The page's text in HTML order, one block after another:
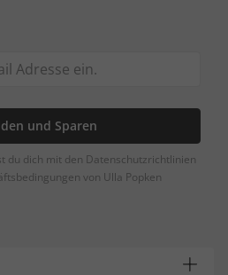
und Sparen
du dich mit den Datenschutzrichtlinien
von Ulla Popken